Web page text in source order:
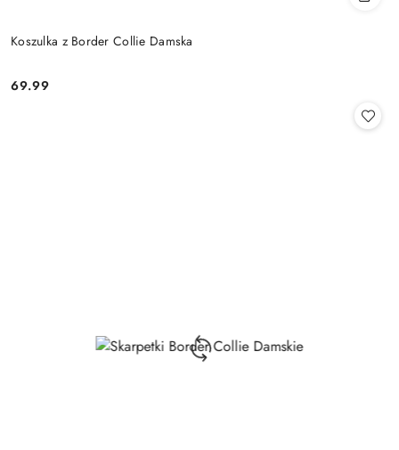
Koszulka z Border Collie Damska
Cena:
69.99